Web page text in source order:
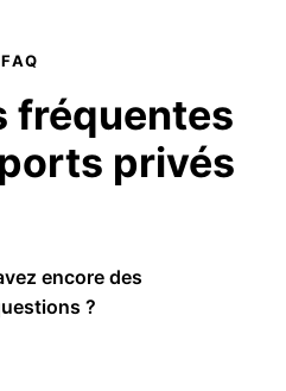
FAQ
fréquentes
privés
encore des
?